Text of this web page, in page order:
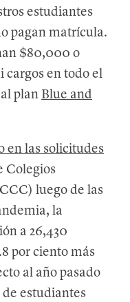
estudiantes
pagan matrícula.
$80,000 o
cargos en todo el
plan Blue and
en las solicitudes
Colegios
luego de las
la
a 26,430
por ciento más
al año pasado
estudiantes